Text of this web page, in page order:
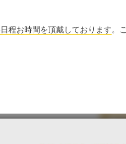
程お時間を頂戴しております。